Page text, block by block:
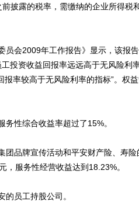
披露的税率，需缴纳的企业所得税
会2009年工作报告》显示，该报告
投资收益回报率远远高于无风险利
报率较高于无风险利率的指标”。权
性综合收益率超过了15%。
品牌宣传活动和平安财产险、寿
，服务性经营收益达到18.23%。
员工持股公司。